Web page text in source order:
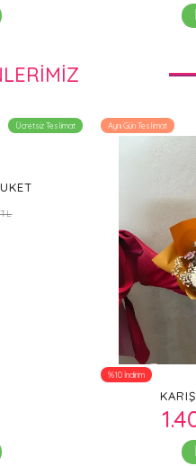
Ücretsiz Teslimat Aynı Gün Teslimat
%10 İndirim